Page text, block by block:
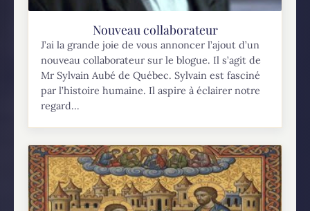
Nouveau collaborateur
J’ai la grande joie de vous annoncer l’ajout d’un
nouveau collaborateur sur le blogue. Il s’agit de
Mr Sylvain Aubé de Québec. Sylvain est fasciné
par l’histoire humaine. Il aspire à éclairer notre
regard...